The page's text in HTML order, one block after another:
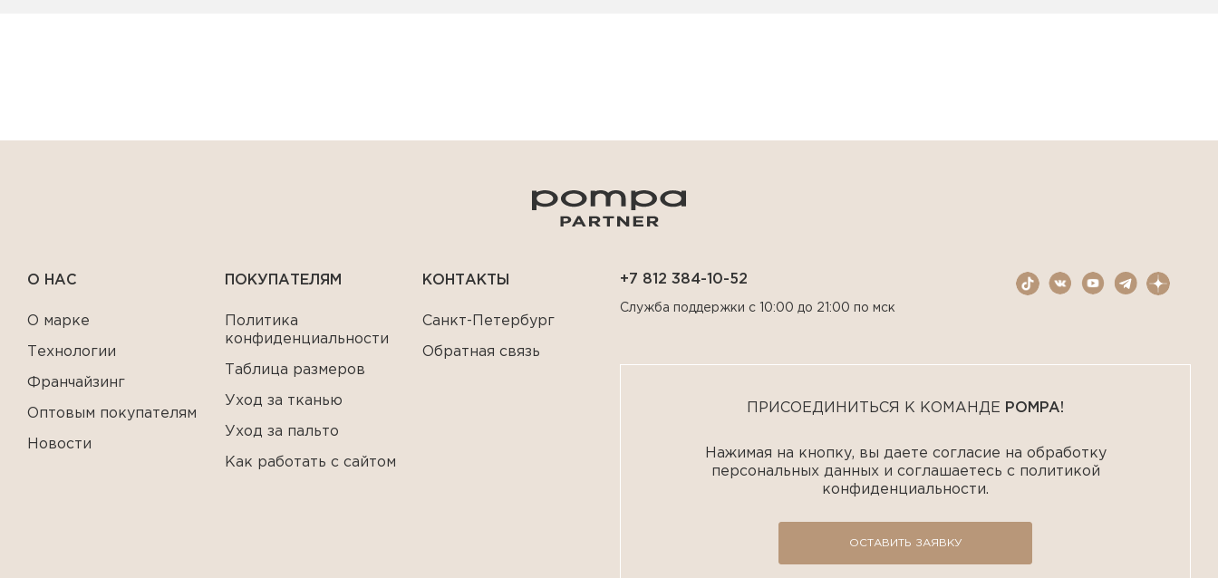
О НАС
О марке
Технологии
Франчайзинг
Оптовым покупателям
Новости
ПОКУПАТЕЛЯМ
Политика
конфиденциальности
Таблица размеров
Уход за тканью
Уход за пальто
Как работать с сайтом
КОНТАКТЫ
Санкт-Петербург
Обратная связь
ПРИСОЕДИНИТЬСЯ К КОМАНДЕ POMPA!
Нажимая на кнопку, вы даете согласие на обработку
персональных данных и соглашаетесь с политикой
конфиденциальности.
ОСТАВИТЬ ЗАЯВКУ
+7 812 384-10-52
Служба поддержки с 10:00 до 21:00 по мск